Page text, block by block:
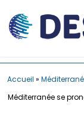
Accueil »
Méditerranée se